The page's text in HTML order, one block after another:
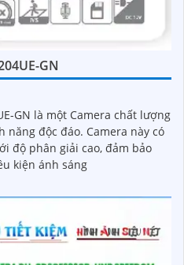
GN
GN là một Camera chất lượng
Camera này có
độ phân giải cao, đảm bảo
kiện ánh sáng